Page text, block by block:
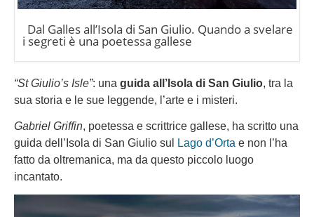
Dal Galles all’Isola di San Giulio. Quando a svelare
i segreti è una poetessa gallese
“St Giulio’s Isle”: una guida all’Isola di San Giulio, tra la
sua storia e le sue leggende, l’arte e i misteri.
Gabriel Griffin, poetessa e scrittrice gallese, ha scritto una
guida dell’Isola di San Giulio sul
Lago d’Orta e non l’ha
fatto da oltremanica, ma da questo piccolo luogo
incantato.